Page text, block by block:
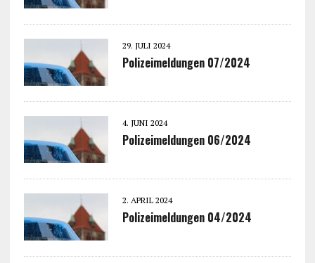
29. JULI 2024
Polizeimeldungen 07/2024
4. JUNI 2024
Polizeimeldungen 06/2024
2. APRIL 2024
Polizeimeldungen 04/2024